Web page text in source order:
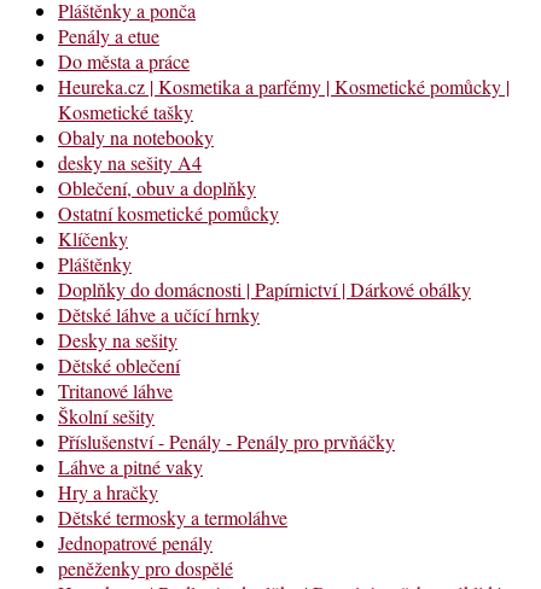
Pláštěnky a ponča
Penály a etue
Do města a práce
Heureka.cz | Kosmetika a parfémy | Kosmetické pomůcky |
Kosmetické tašky
Obaly na notebooky
desky na sešity A4
Oblečení, obuv a doplňky
Ostatní kosmetické pomůcky
Klíčenky
Pláštěnky
Doplňky do domácnosti | Papírnictví | Dárkové obálky
Dětské láhve a učící hrnky
Desky na sešity
Dětské oblečení
Tritanové láhve
Školní sešity
Příslušenství - Penály - Penály pro prvňáčky
Láhve a pitné vaky
Hry a hračky
Dětské termosky a termoláhve
Jednopatrové penály
peněženky pro dospělé